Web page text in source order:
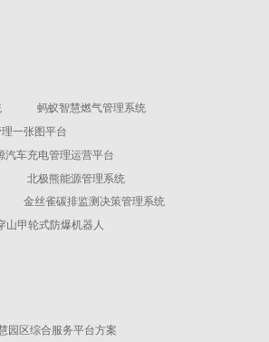
蚂蚁智慧燃气管理系统
一张图平台
汽车充电管理运营平台
北极熊能源管理系统
金丝雀碳排监测决策管理系统
山甲轮式防爆机器人
园区综合服务平台方案